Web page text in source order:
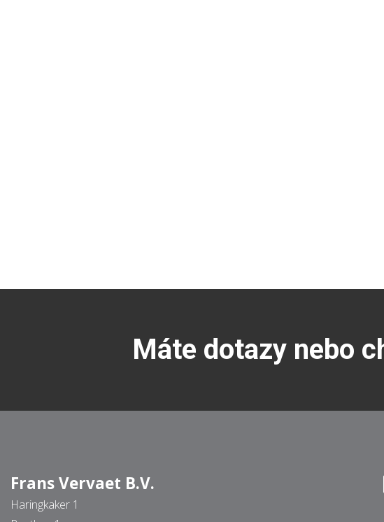
Máte dotazy nebo
Frans Vervaet B.V.
Haringkaker 1